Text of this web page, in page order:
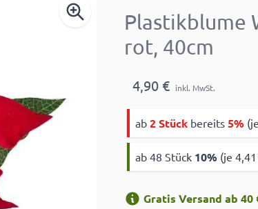
Plastikblume
rot, 40cm
4,90 € inkl. MwSt.
ab 2 Stück bereits 5%
ab 48 Stück 10% (je
Gratis Versand ab 40